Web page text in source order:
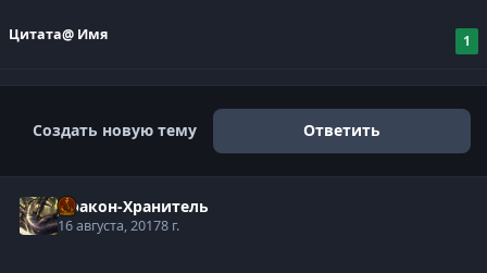
Цитата@ Имя 1
Создать новую тему Ответить
Дракон-Хранитель
16 августа, 20178 г.